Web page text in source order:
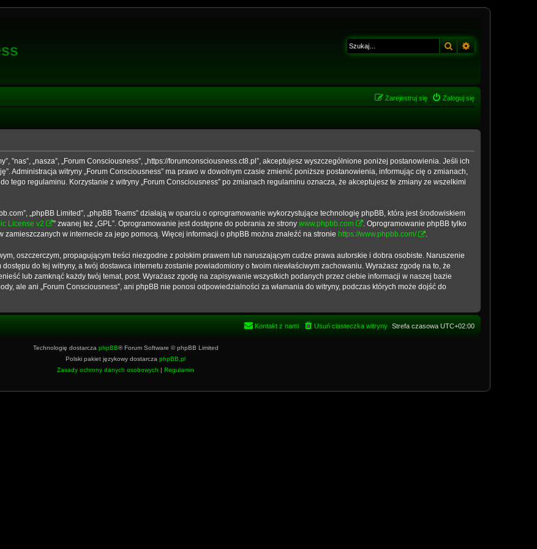
Szukaj
Zaloguj się
Zarejestruj się
”nas”, „nasza”, „Forum Consciousness”, „https://forumconsciousness.ct8.pl”, akceptujesz wyszczególnione poniżej postanowienia. Jeśli ich
Administracja witryny „Forum Consciousness” ma prawo w dowolnym czasie zmienić poniższe postanowienia, informując cię o zmianach,
tego regulaminu. Korzystanie z witryny „Forum Consciousness” po zmianach regulaminu oznacza, że akceptujesz te zmiany ze wszelkimi
„phpBB Limited”, „phpBB Teams” działają w oparciu o oprogramowanie wykorzystujące technologię phpBB, która jest środowiskiem
License v2 ” zwanej też „GPL”. Oprogramowanie jest dostępne do pobrania ze strony www.phpbb.com
. Oprogramowanie phpBB tylko
zamieszczanych w internecie za jego pomocą. Więcej informacji o phpBB można znaleźć na stronie https://www.phpbb.com/ .
oszczerczym, propagującym treści niezgodne z polskim prawem lub naruszającym cudze prawa autorskie i dobra osobiste. Naruszenie
do tej witryny, a twój dostawca internetu zostanie powiadomiony o twoim niewłaściwym zachowaniu. Wyrażasz zgodę na to, że
lub zamknąć każdy twój temat, post. Wyrażasz zgodę na zapisywanie wszystkich podanych przez ciebie informacji w naszej bazie
ale ani „Forum Consciousness”, ani phpBB nie ponosi odpowiedzialności za włamania do witryny, podczas których może dojść do
Strefa czasowa UTC+02:00
Usuń ciasteczka witryny
Kontakt z nami
Technologię dostarcza phpBB® Forum Software © phpBB Limited
Polski pakiet językowy dostarcza phpBB.pl
Zasady ochrony danych osobowych | Regulamin